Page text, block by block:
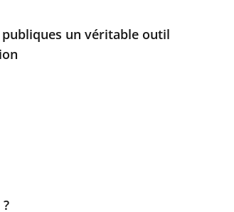
publiques un véritable outil